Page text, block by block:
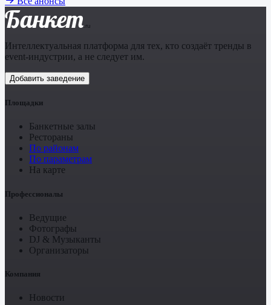
Банкет .ru
Интеллектуальная платформа для тех, кто создаёт тренды в
event-индустрии, а не следует им.
Добавить заведение
Площадки
Банкетные залы
Рестораны
По районам
По параметрам
На карте
Профессионалы
Ведущие
Фотографы
DJ & Музыканты
Организаторы
Компания
Новости